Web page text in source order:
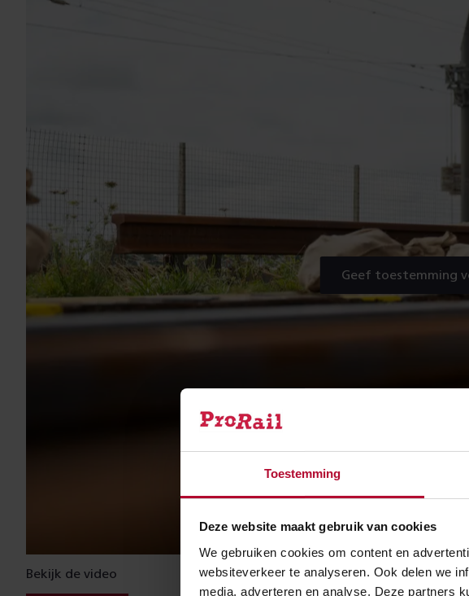
Toestemming
Deze website maakt gebruik van cookies
We gebruiken cookies om content en
websiteverkeer te analyseren. Ook delen we
media, adverteren en analyse. Deze partners
Bekijk de video
Geef toestemming